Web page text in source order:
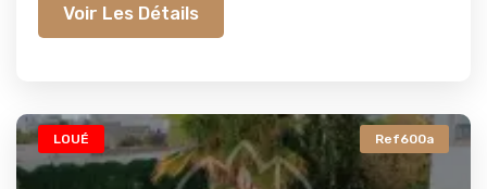
Voir Les Détails
LOUÉ Ref600a